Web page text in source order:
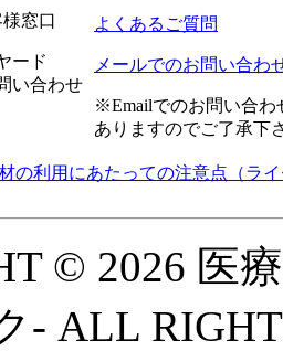
窓口
ード
い合わせ
よくあるご質問
メールでのお問い合わ
※Emailでのお問い合わ
ありますのでご了承下
の利用にあたっての注意点（ラ
© 2026 医
- ALL RIGHT